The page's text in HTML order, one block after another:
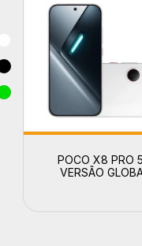
POCO X8 PRO
VERSÃO